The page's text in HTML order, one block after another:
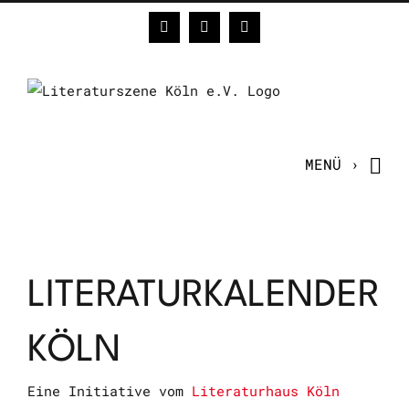
FacebookInstagram
E-
Mail
LITERATURKALENDER
KÖLN
Eine Initiative vom Literaturhaus Köln